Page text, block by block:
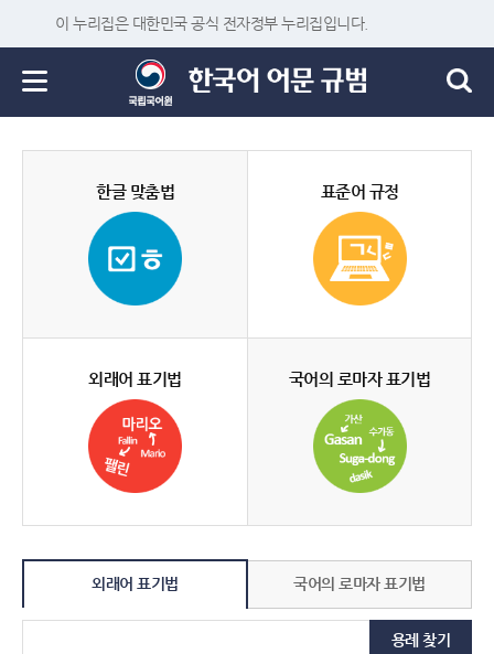
이 누리집은 대한민국 공식 전자정부 누리집입니다.
한글 맞춤법 표준어 규정
외래어 표기법 국어의 로마자 표기법
외래어 표기법 국어의 로마자 표기법
용례 찾기